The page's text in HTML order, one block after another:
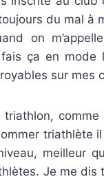
du mal à
on
ça en mode
sur mes
triathlète
meilleur
Je me dis